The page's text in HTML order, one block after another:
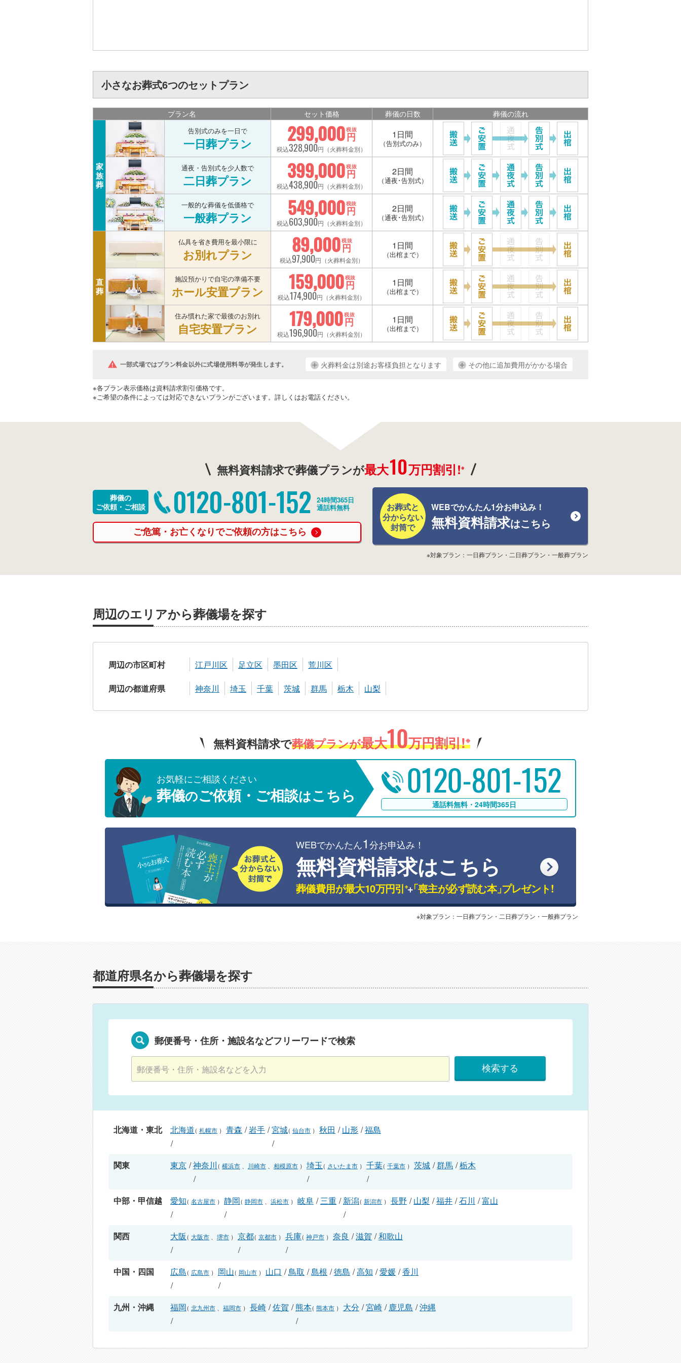
小さなお葬式6つのセットプラン
プラン名 セット価格 葬儀の日数 葬儀の流れ
家
族
葬
告別式のみを一日で
一日葬プラン 299,000円
税抜
税込328,900円（火葬料金別）
1日間
（告別式のみ）
通夜・告別式を少人数で
二日葬プラン 399,000円
税抜
税込438,900円（火葬料金別）
2日間
（通夜･告別式）
一般的な葬儀を低価格で
一般葬プラン 549,000円
税抜
税込603,900円（火葬料金別）
2日間
（通夜･告別式）
直
葬
仏具を省き費用を最小限に
お別れプラン 89,000円
税抜
税込97,900円（火葬料金別）
1日間
（出棺まで）
施設預かりで自宅の準備不要
ホール安置プラン 159,000円
税抜
税込174,900円（火葬料金別）
1日間
（出棺まで）
住み慣れた家で最後のお別れ
自宅安置プラン 179,000円
税抜
税込196,900円（火葬料金別）
1日間
（出棺まで）
一部式場ではプラン料金以外に式場使用料等が発生します。 火葬料金は別途お客様負担となります その他に追加費用がかかる場合
※各プラン表示価格は資料請求割引価格です。
※ご希望の条件によっては対応できないプランがございます。詳しくはお電話ください。
無料資料請求で葬儀プランが最大10万円割引!※
葬儀の
ご依頼・ご相談
0120-801-152 24時間365日
通話料無料
ご危篤・お亡くなりでご依頼の方はこちら
お葬式と
分からない
封筒で
WEBでかんたん1分お申込み！
無料資料請求はこちら
※対象プラン：一日葬プラン・二日葬プラン・一般葬プラン
周辺のエリアから葬儀場を探す
周辺の市区町村 江戸川区 足立区 墨田区 荒川区
周辺の都道府県 神奈川 埼玉 千葉 茨城 群馬 栃木 山梨
無料資料請求で葬儀プランが最大10万円割引!※
お気軽にご相談ください
葬儀のご依頼・ご相談はこちら 0120-801-152
通話料無料・24時間365日
WEBでかんたん1分お申込み！
無料資料請求はこちら
葬儀費用が最大10万円引 ※+
「喪主が必ず読む本」プレゼント!
※対象プラン：一日葬プラン・二日葬プラン・一般葬プラン
都道府県名から葬儀場を探す
郵便番号・住所・施設名などフリーワードで検索
検索する
北海道・東北 北海道（ 札幌市 ）
/
青森 /岩手 /宮城（ 仙台市 ）
/
秋田 /山形 /福島
関東 東京 /神奈川（ 横浜市 川崎市 相模原市 ）
/
埼玉（ さいたま市 ）
/
千葉（ 千葉市 ）
/
茨城 /群馬 /栃木
中部・甲信越 愛知（ 名古屋市 ）
/
静岡（ 静岡市 浜松市 ）
/
岐阜 /三重 /新潟（ 新潟市 ）
/
長野 /山梨 /福井 /石川 /富山
関西 大阪（ 大阪市 堺市 ）
/
京都（ 京都市 ）
/
兵庫（ 神戸市 ）
/
奈良 /滋賀 /和歌山
中国・四国 広島（ 広島市 ）
/
岡山（ 岡山市 ）
/
山口 /鳥取 /島根 /徳島 /高知 /愛媛 /香川
九州・沖縄 福岡（ 北九州市 福岡市 ）
/
長崎 /佐賀 /熊本（ 熊本市 ）
/
大分 /宮崎 / 鹿児島 /沖縄